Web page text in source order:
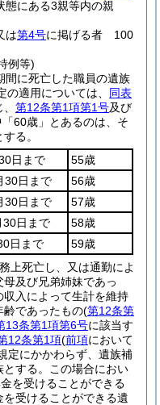
態にある3親等内の親
は第4号に掲げる者 100
例等)
間に死亡した職員の遺族
の適用については、 同表
第12条第1項第1号及び
「60歳」とあるのは、そ
る。
日まで
55歳
30日まで
56歳
30日まで
57歳
30日まで
58歳
日まで
59歳
上死亡し、又は通勤によ
及び兄弟姉妹であっ
入によって生計を維持
齢であったもの(第12条第
13条第1項第6号に該当す
12条第1項(前項において
定にかかわらず、遺族補
する。
この場合におい
を受けることができる
受けることができる遺